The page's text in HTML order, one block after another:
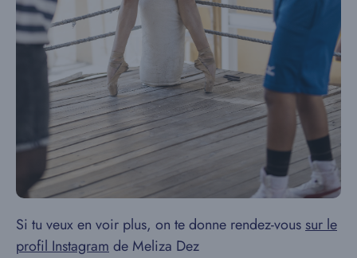
Si tu veux en voir plus, on te donne rendez-vous sur le
profil Instagram de Meliza Dez